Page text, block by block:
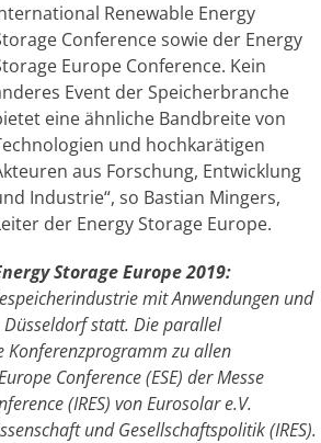
Renewable Energy
Conference sowie der Energy
Europe Conference. Kein
Event der Speicherbranche
eine ähnliche Bandbreite von
und hochkarätigen
aus Forschung, Entwicklung
Industrie“, so Bastian Mingers,
der Energy Storage Europe.
Storage Europe 2019:
mit Anwendungen und
statt. Die parallel
Konferenzprogramm zu allen
Conference (ESE) der Messe
(IRES) von Eurosolar e.V.
und Gesellschaftspolitik (IRES).